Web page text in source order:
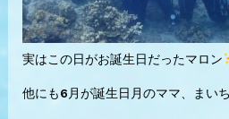
実はこの日がお誕生日だったマロン
他にも6月が誕生日月のママ、まい